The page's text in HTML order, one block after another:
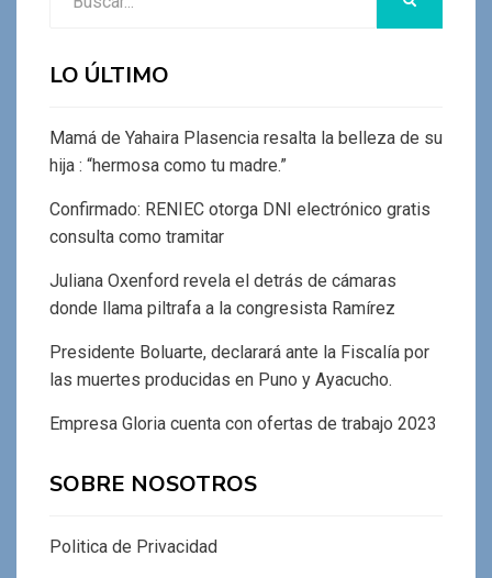
LO ÚLTIMO
Mamá de Yahaira Plasencia resalta la belleza de su
hija : “hermosa como tu madre.”
Confirmado: RENIEC otorga DNI electrónico gratis
consulta como tramitar
Juliana Oxenford revela el detrás de cámaras
donde llama piltrafa a la congresista Ramírez
Presidente Boluarte, declarará ante la Fiscalía por
las muertes producidas en Puno y Ayacucho.
Empresa Gloria cuenta con ofertas de trabajo 2023
SOBRE NOSOTROS
Politica de Privacidad